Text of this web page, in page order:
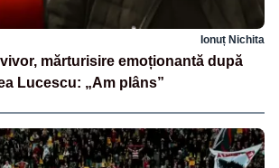
Ionuț Nichita
mărturisire emoționantă după
Lucescu: „Am plâns”